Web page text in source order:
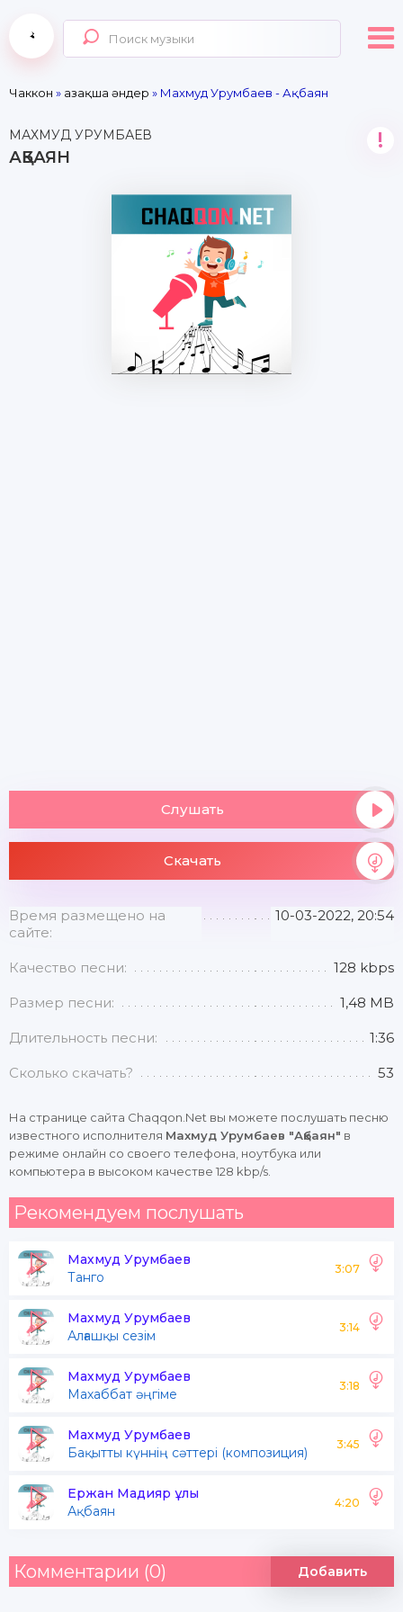
Чаккон » Қазақша әндер » Махмуд Урумбаев - Ақбаян
МАХМУД УРУМБАЕВ
АҚБАЯН
!
Слушать
Скачать
Время размещено на
сайте:
10-03-2022, 20:54
Качество песни: 128 kbps
Размер песни: 1,48 MB
Длительность песни: 1:36
Сколько скачать? 53
На странице сайта Chaqqon.Net вы можете послушать песню
известного исполнителя Махмуд Урумбаев "Ақбаян" в
режиме онлайн со своего телефона, ноутбука или
компьютера в высоком качестве 128 kbp/s.
Рекомендуем послушать
Махмуд Урумбаев
Танго
3:07
Махмуд Урумбаев
Алғашқы сезім
3:14
Махмуд Урумбаев
Махаббат әңгіме
3:18
Махмуд Урумбаев
Бақытты күннің сәттері (композиция)
3:45
Ержан Мадияр ұлы
Ақбаян
4:20
Комментарии (0) Добавить